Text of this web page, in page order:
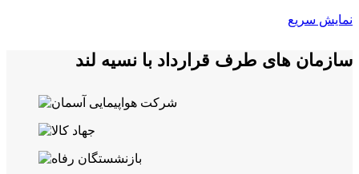
نمایش سریع
سازمان های طرف قرارداد با نسیه لند